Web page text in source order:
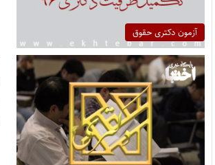
آزمون دکتری حقوق